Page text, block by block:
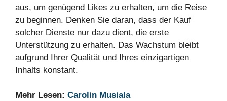
aus, um genügend Likes zu erhalten, um die Reise
zu beginnen. Denken Sie daran, dass der Kauf
solcher Dienste nur dazu dient, die erste
Unterstützung zu erhalten. Das Wachstum bleibt
aufgrund Ihrer Qualität und Ihres einzigartigen
Inhalts konstant.
Mehr Lesen: Carolin Musiala